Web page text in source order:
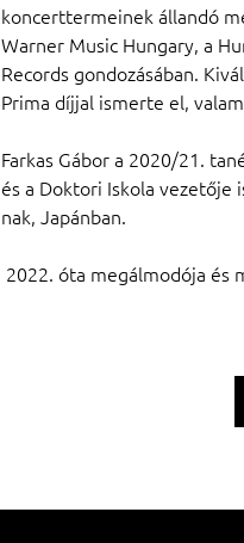
koncerttermeinek állandó
Warner Music Hungary, a
Records gondozásában.
Prima díjjal ismerte el,
Farkas Gábor a 2020/21.
és a Doktori Iskola vezetője
nak, Japánban.
óta megálmodója és